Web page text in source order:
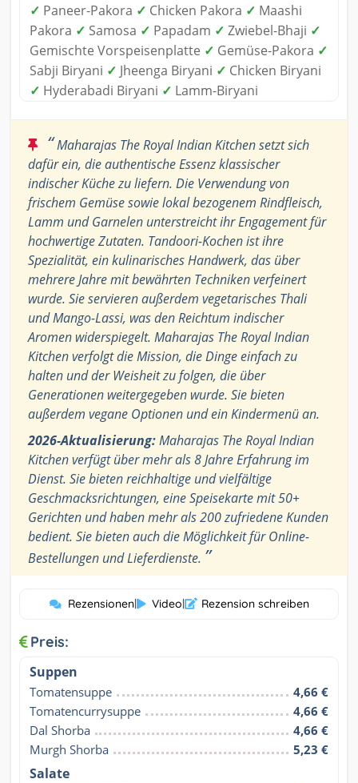
✓ Paneer-Pakora ✓ Chicken Pakora ✓ Maashi
Pakora ✓ Samosa ✓ Papadam ✓ Zwiebel-Bhaji ✓
Gemischte Vorspeisenplatte ✓ Gemüse-Pakora ✓
Sabji Biryani ✓ Jheenga Biryani ✓ Chicken Biryani
✓ Hyderabadi Biryani ✓ Lamm-Biryani
“Maharajas The Royal Indian Kitchen setzt sich
dafür ein, die authentische Essenz klassischer
indischer Küche zu liefern. Die Verwendung von
frischem Gemüse sowie lokal bezogenem Rindfleisch,
Lamm und Garnelen unterstreicht ihr Engagement für
hochwertige Zutaten. Tandoori-Kochen ist ihre
Spezialität, ein kulinarisches Handwerk, das über
mehrere Jahre mit bewährten Techniken verfeinert
wurde. Sie servieren außerdem vegetarisches Thali
und Mango-Lassi, was den Reichtum indischer
Aromen widerspiegelt. Maharajas The Royal Indian
Kitchen verfolgt die Mission, die Dinge einfach zu
halten und der Weisheit zu folgen, die über
Generationen weitergegeben wurde. Sie bieten
außerdem vegane Optionen und ein Kindermenü an.
2026-Aktualisierung:Maharajas The Royal Indian
Kitchen verfügt über mehr als 8 Jahre Erfahrung im
Dienst. Sie bieten reichhaltige und vielfältige
Geschmacksrichtungen, eine Speisekarte mit 50+
Gerichten und haben mehr als 200 zufriedene Kunden
bedient. Sie bieten auch die Möglichkeit für Online-
Bestellungen und Lieferdienste. ”
Rezensionen| Video| Rezension schreiben
Preis:
Suppen
Tomatensuppe
4,66 €
Tomatencurrysuppe
4,66 €
Dal Shorba
4,66 €
Murgh Shorba
5,23 €
Salate